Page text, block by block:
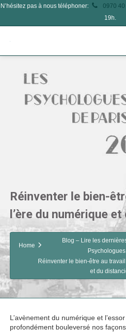
N’hésitez pas à nous téléphoner: 0970 40
19h.
Réinventer le bien-
l’ère du numérique
Home
Blog – Lire les
Réinventer le bien-être au
et du
L’avènement du numérique et
profondément bouleversé nos